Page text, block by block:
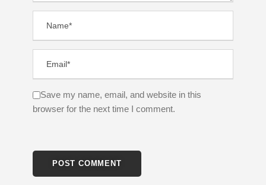
Save my name, email, and website in this
browser for the next time I comment.